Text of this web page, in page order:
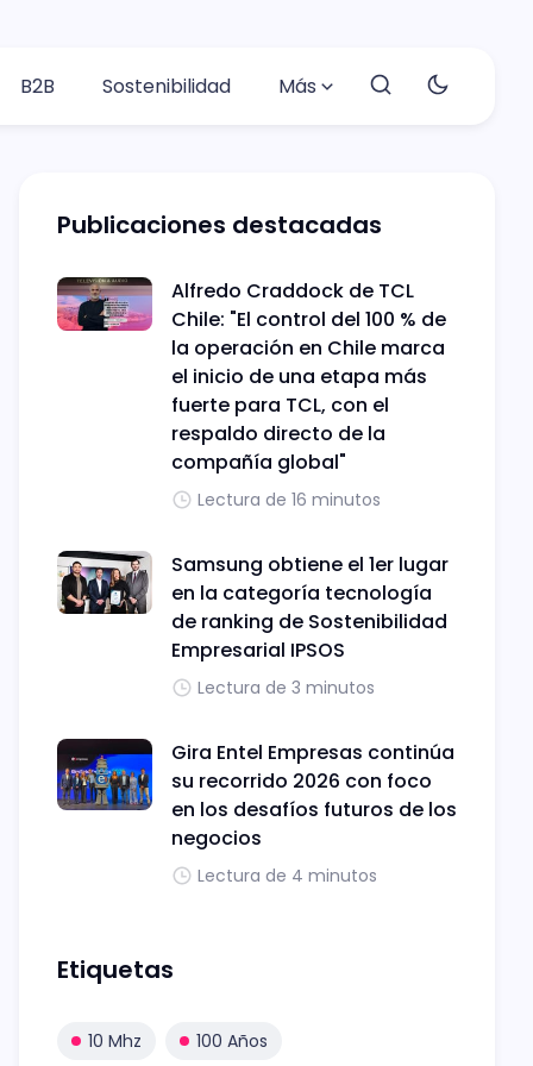
B2B Sostenibilidad Más
Publicaciones destacadas
Alfredo Craddock de TCL
Chile: "El control del 100 % de
la operación en Chile marca
el inicio de una etapa más
fuerte para TCL, con el
respaldo directo de la
compañía global"
Lectura de 16 minutos
Samsung obtiene el 1er lugar
en la categoría tecnología
de ranking de Sostenibilidad
Empresarial IPSOS
Lectura de 3 minutos
Gira Entel Empresas continúa
su recorrido 2026 con foco
en los desafíos futuros de los
negocios
Lectura de 4 minutos
Etiquetas
10 Mhz 100 Años